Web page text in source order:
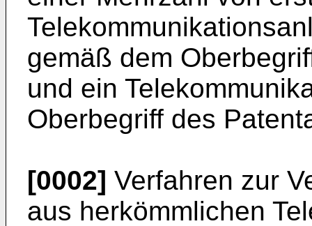
gemäß dem
und ein
Oberbegriff des
[0002] Verfahren zur
aus herkömmlichen